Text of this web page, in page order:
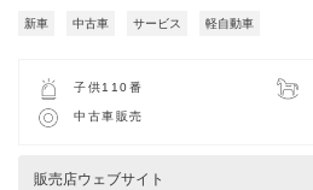
新車 中古車 サービス 軽自動車
子供110番
中古車販売
販売店ウェブサイト